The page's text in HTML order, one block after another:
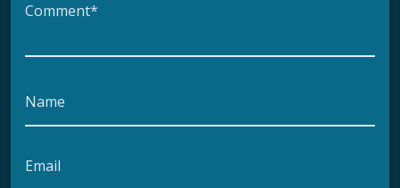
Comment*
Name
Email